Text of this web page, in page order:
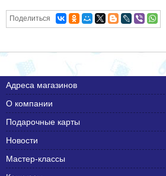
Поделиться
Адреса магазинов
О компании
Подарочные карты
Новости
Мастер-классы